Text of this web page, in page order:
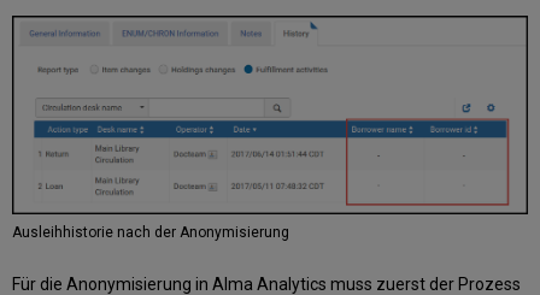
Ausleihhistorie nach der Anonymisierung
Für die Anonymisierung in Alma Analytics muss zuerst der Prozess